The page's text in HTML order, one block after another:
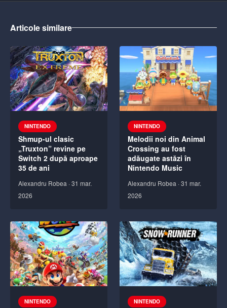
Articole similare
NINTENDO
Shmup-ul clasic
„Truxton” revine pe
Switch 2 după aproape
35 de ani
Alexandru Robea ·31 mar.
2026
NINTENDO
Melodii noi din Animal
Crossing au fost
adăugate astăzi în
Nintendo Music
Alexandru Robea ·31 mar.
2026
NINTENDO NINTENDO